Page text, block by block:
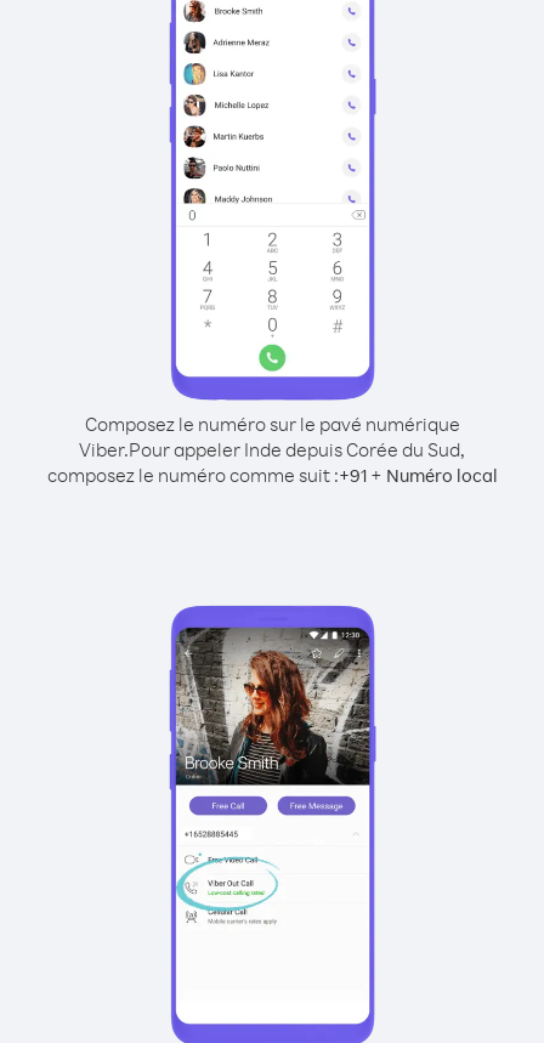
Composez le numéro sur le pavé numérique
Viber.Pour appeler Inde depuis Corée du Sud,
composez le numéro comme suit :+91+ Numéro local